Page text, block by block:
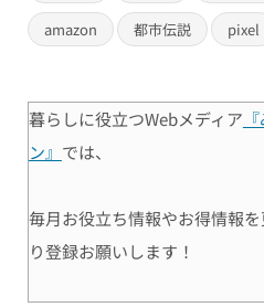
amazon 都市伝説 pixel
暮らしに役立つWebメディア
ン』 では、
毎月お役立ち情報やお得情報
り登録お願いします！